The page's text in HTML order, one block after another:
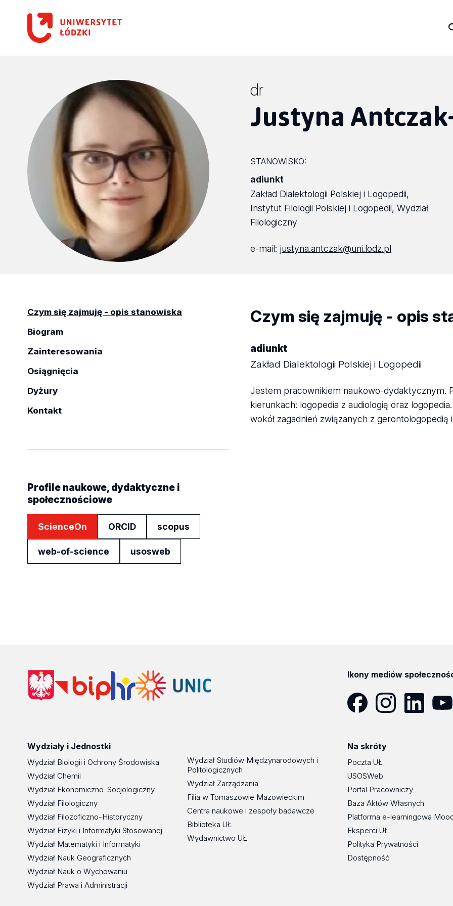
dr
Justyna
STANOWISKO:
adiunkt
Zakład Dialektologii Polskiej i Logopedii,
Instytut Filologii Polskiej i Logopedii, Wydział
Filologiczny
e-mail: justyna.antczak@uni.lodz.pl
Czym się zajmuję - opis stanowiska
Biogram
Zainteresowania
Osiągnięcia
Dyżury
Kontakt
Profile naukowe, dydaktyczne i
społecznościowe
ScienceOn ORCID scopus
web-of-science usosweb
Czym się zajmuję - opis
adiunkt
Zakład Dialektologii Polskiej i Logopedii
Jestem pracownikiem naukowo-dydaktycznym.
kierunkach: logopedia z audiologią oraz
wokół zagadnień związanych z gerontologopedią
Ikony mediów
Wydziały i Jednostki
Wydział Biologii i Ochrony Środowiska
Wydział Chemii
Wydział Ekonomiczno-Socjologiczny
Wydział Filologiczny
Wydział Filozoficzno-Historyczny
Wydział Fizyki i Informatyki Stosowanej
Wydział Matematyki i Informatyki
Wydział Nauk Geograficznych
Wydział Nauk o Wychowaniu
Wydział Prawa i Administracji
Wydział Studiów Międzynarodowych i
Politologicznych
Wydział Zarządzania
Filia w Tomaszowie Mazowieckim
Centra naukowe i zespoły badawcze
Biblioteka UŁ
Wydawnictwo UŁ
Na skróty
Poczta UŁ
USOSWeb
Portal Pracowniczy
Baza Aktów Własnych
Platforma e-learningowa
Eksperci UŁ
Polityka Prywatności
Dostępność